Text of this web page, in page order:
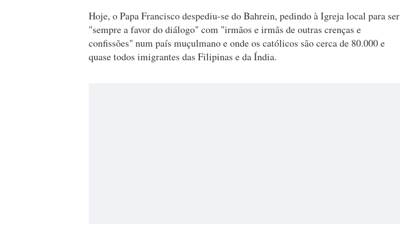
Hoje, o Papa Francisco despediu-se do Bahrein, pedindo à Igreja local para ser
"sempre a favor do diálogo" com "irmãos e irmãs de outras crenças e
confissões" num país muçulmano e onde os católicos são cerca de 80.000 e
quase todos imigrantes das Filipinas e da Índia.